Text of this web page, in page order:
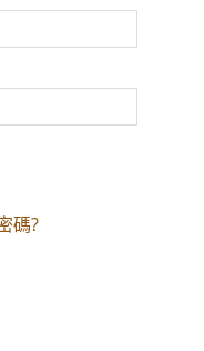
全館75折~售完為止!
金皮油~買滿二千元免
美國紐約正品服飾~滿
折!
碼?